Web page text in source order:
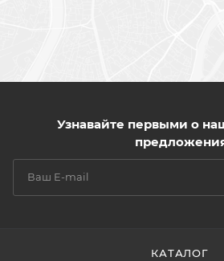
Узнавайте первыми о
КАТАЛОГ